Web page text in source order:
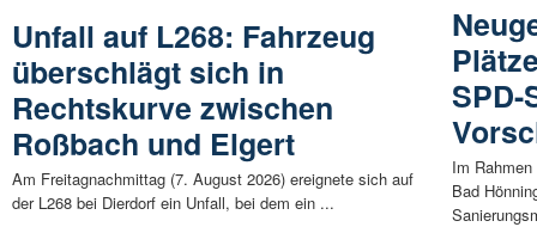
Unfall auf L268: Fahrzeug
überschlägt sich in
Rechtskurve zwischen
Roßbach und Elgert
Am Freitagnachmittag (7. August 2026) ereignete sich auf
der L268 bei Dierdorf ein Unfall, bei dem ein ...
Im
Bad